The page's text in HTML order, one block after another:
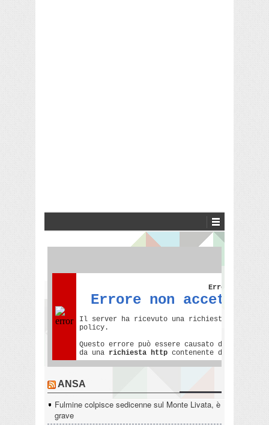
ANSA
Fulmine colpisce sedicenne sul Monte Livata, è
grave